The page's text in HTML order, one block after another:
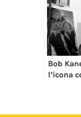
Bob
l’icona